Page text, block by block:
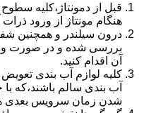
قبل از دمونتاژ،کلیه
هنگام مونتاژ از ورود
درون سیلندر و
بررسی شده و در صورت
آن اقدام کنید.
کلیه لوازم آب بندی
آب بندی سالم باشند،که با
شدن زمان سرویس بعدی